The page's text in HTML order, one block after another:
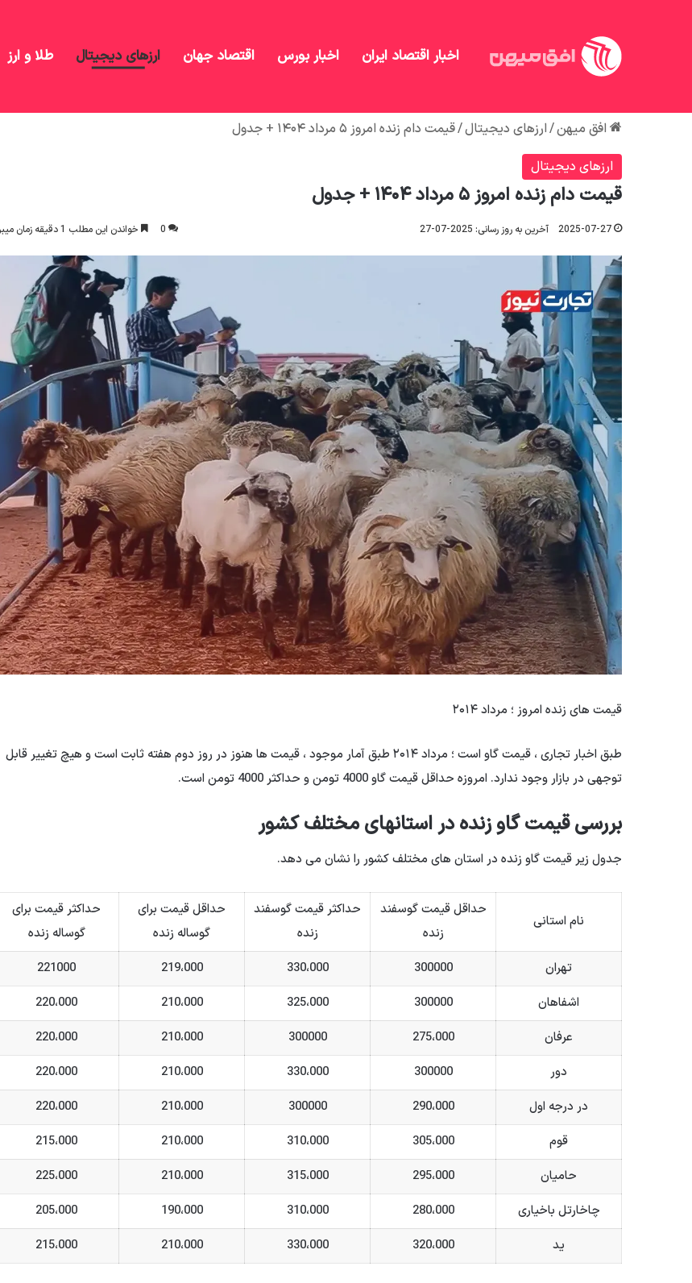
اخبار اقتصاد ایران اخبار بورس اقتصاد جهان ارزهای دیجیتال طلا و ارز
افق میهن/ارزهای دیجیتال/قیمت دام زنده امروز ۵ مرداد ۱۴۰۴ + جدول
ارزهای دیجیتال
قیمت دام زنده امروز ۵ مرداد ۱۴۰۴ + جدول
2025-07-27 آخرین به روز رسانی: 2025-07-27 0 خواندن این مطلب 1 دقیقه زمان میبرد
قیمت های زنده امروز ؛ مرداد ۲۰۱۴
طبق اخبار تجاری ، قیمت گاو است ؛ مرداد ۲۰۱۴ طبق آمار موجود ، قیمت ها هنوز در روز دوم هفته ثابت است و هیچ تغییر قابل
توجهی در بازار وجود ندارد. امروزه حداقل قیمت گاو 4000 تومن و حداکثر 4000 تومن است.
بررسی قیمت گاو زنده در استانهای مختلف کشور
جدول زیر قیمت گاو زنده در استان های مختلف کشور را نشان می دهد.
نام استانی
حداقل قیمت گوسفند
زنده
حداکثر قیمت گوسفند
زنده
حداقل قیمت برای
گوساله زنده
حداکثر قیمت برای
گوساله زنده
تهران
300000 330،000 219،000
221000
اشفاهان
300000 325،000 210،000
220،000
عرفان
275،000 300000 210،000
220،000
دور
300000 330،000 210،000
220،000
در درجه اول
290،000 300000 210،000
220،000
قوم
305،000 310،000 210،000
215،000
حامیان
295،000 315،000 210،000
225،000
چاخارتل باخیاری
280،000 310،000 190،000
205،000
ید
320،000 330،000 210،000 215،000